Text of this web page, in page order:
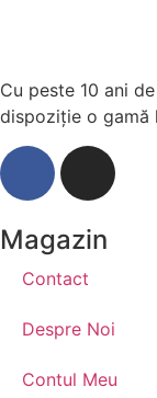
Cu peste 10 ani
dispoziție o gamă
Magazin
Contact
Despre Noi
Contul Meu